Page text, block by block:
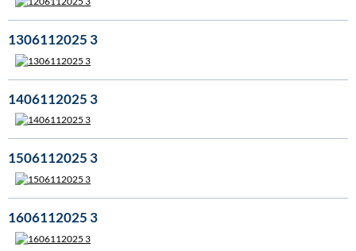
1306112025 3
1406112025 3
1506112025 3
1606112025 3